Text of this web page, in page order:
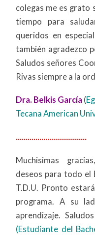
colegas me es grato
tiempo para
queridos en
también agradezco
Saludos señores
Rivas siempre a la
Dra. Belkis García (
Tecana American
....................................
Muchisimas
deseos para todo el
T.D.U. Pronto
programa. A su
aprendizaje.
(Estudiante del